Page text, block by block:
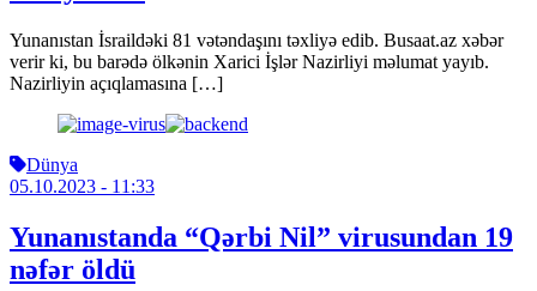
Yunanıstan İsraildəki 81 vətəndaşını təxliyə edib. Busaat.az xəbər
verir ki, bu barədə ölkənin Xarici İşlər Nazirliyi məlumat yayıb.
Nazirliyin açıqlamasına […]
Dünya
05.10.2023 - 11:33
Yunanıstanda “Qərbi Nil” virusundan 19
nəfər öldü